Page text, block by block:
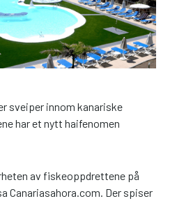
sveiper innom kanariske
har et nytt haifenomen
av fiskeoppdrettene på
Canariasahora.com. Der spiser